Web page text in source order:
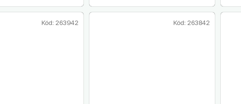
Kód: 263942 Kód: 263842